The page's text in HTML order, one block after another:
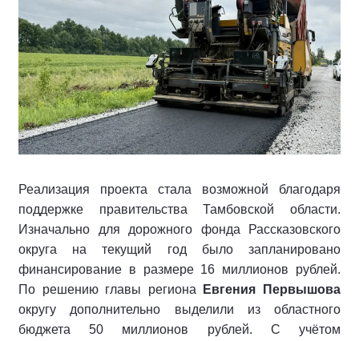
Реализация проекта стала возможной благодаря
поддержке правительства Тамбовской области.
Изначально для дорожного фонда Рассказовского
округа на текущий год было запланировано
финансирование в размере 16 миллионов рублей.
По решению главы региона Евгения Первышова
округу дополнительно выделили из областного
бюджета 50 миллионов рублей. С учётом